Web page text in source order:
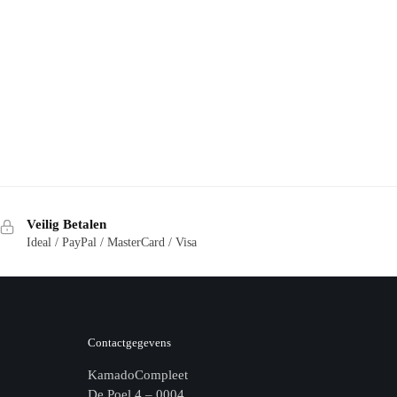
Veilig Betalen
Ideal / PayPal / MasterCard / Visa
Contactgegevens
KamadoCompleet
De Poel 4 – 0004